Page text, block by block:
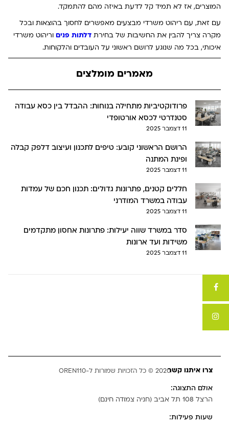
המוצרים, אז לא תמיד קל לדעת באיזה מהם להתמקד.
עם זאת, עם ריהוט משרדי מבצעים מאפשרים לחסוך בהוצאות ובכל
מקרה צריך להבין את החשיבות של בחירת דלתות פנים וריהוט משרדי
איכותי, בכל מה שנוגע לרושם ראשוני על העובדים והלקוחות.
מאמרים מומלצים
פרודוקטיביות מתחילה בנוחות: ההבדל בין כסא עבודה
סטנדרטי לכסא אורטופדי
11 דצמבר 2025
הרושם הראשוני קובע: טיפים לתכנון ועיצוב דלפק קבלה
ופינת המתנה
11 דצמבר 2025
חללים קטנים, פתרונות גדולים: תכנון חכם של עמדות
עבודה במשרד המודרני
11 דצמבר 2025
סדר במשרד שווה יעילות: פתרונות אחסון מתקדמים
משידות ועד ארונות
11 דצמבר 2025
צרו איתנו קשר
אולם התצוגה:
הרצל 108 תל אביב (חניה צמודה חינם)
שעות פעילות:
2020 © כל הזכויות שמורות ל-OREN110